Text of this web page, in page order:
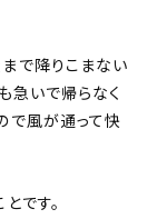
で降りこまない
急いで帰らなく
で風が通って快
です。